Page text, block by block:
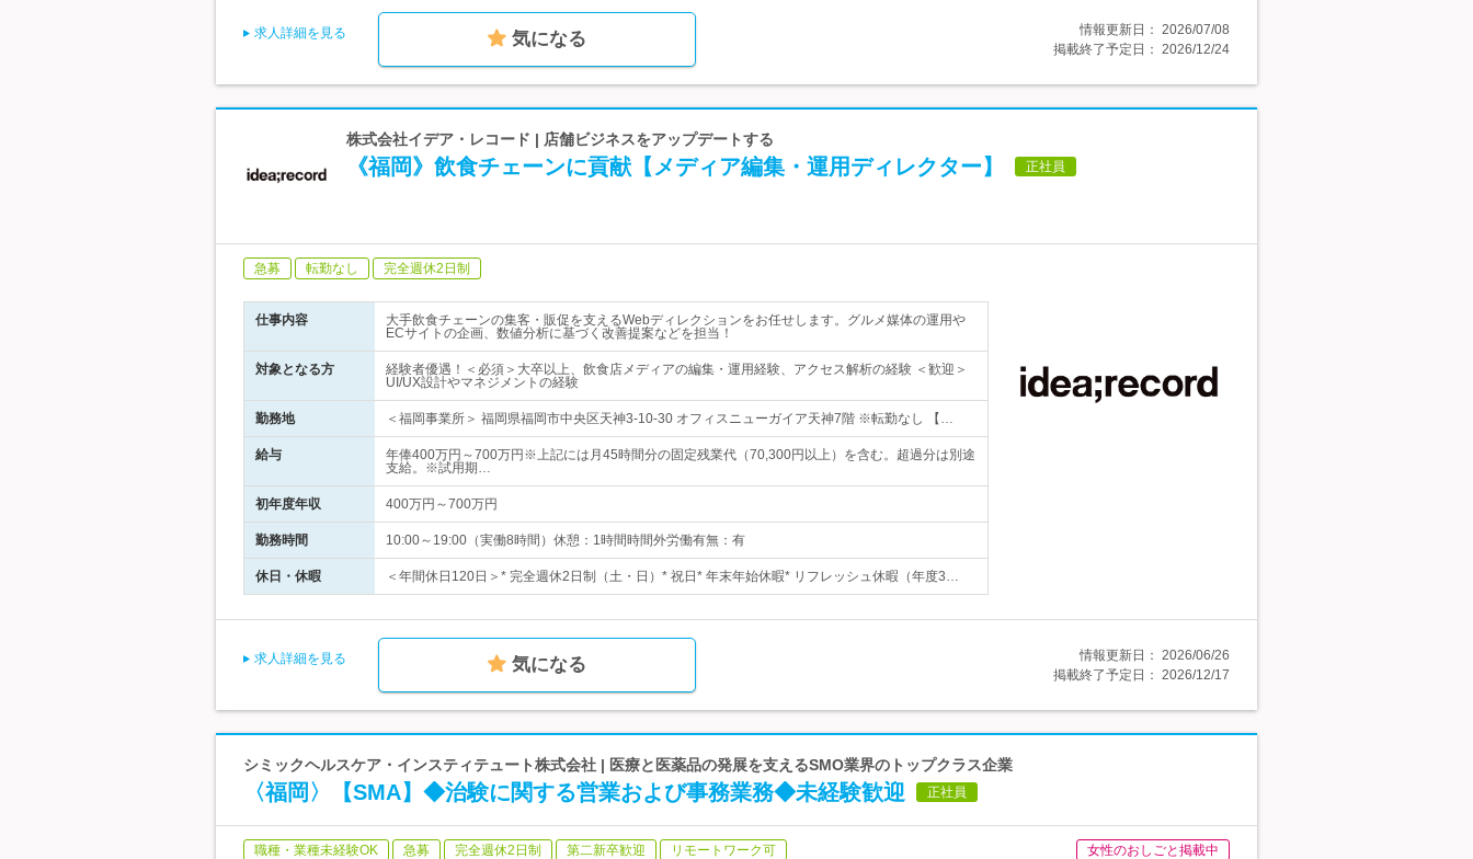
求人詳細を見る 気になる 情報更新日： 2026/07/08
掲載終了予定日： 2026/12/24
株式会社イデア・レコード | 店舗ビジネスをアップデートする
《福岡》飲食チェーンに貢献【メディア編集・運用ディレクター】 正社員
急募 転勤なし 完全週休2日制
仕事内容
大手飲食チェーンの集客・販促を支えるWebディレクションをお任せします。グルメ媒体の運用や
ECサイトの企画、数値分析に基づく改善提案などを担当！
対象となる方
経験者優遇！＜必須＞大卒以上、飲食店メディアの編集・運用経験、アクセス解析の経験 ＜歓迎＞
UI/UX設計やマネジメントの経験
勤務地 ＜福岡事業所＞ 福岡県福岡市中央区天神3-10-30 オフィスニューガイア天神7階 ※転勤なし 【…
給与
年俸400万円～700万円※上記には月45時間分の固定残業代（70,300円以上）を含む。超過分は別途
支給。※試用期…
初年度年収 400万円～700万円
勤務時間 10:00～19:00（実働8時間）休憩：1時間時間外労働有無：有
休日・休暇 ＜年間休日120日＞* 完全週休2日制（土・日）* 祝日* 年末年始休暇* リフレッシュ休暇（年度3…
求人詳細を見る 気になる 情報更新日： 2026/06/26
掲載終了予定日： 2026/12/17
シミックヘルスケア・インスティテュート株式会社 | 医療と医薬品の発展を支えるSMO業界のトップクラス企業
〈福岡〉【SMA】◆治験に関する営業および事務業務◆未経験歓迎 正社員
職種・業種未経験OK 急募 完全週休2日制 第二新卒歓迎 リモートワーク可 女性のおしごと掲載中